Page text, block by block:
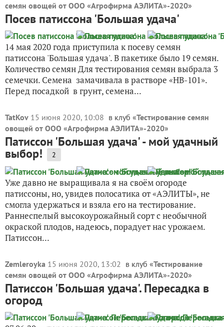
семян овощей от ООО «Агрофирма АЭЛИТА»-2020»
Посев патиссона 'Большая удача'
14 мая 2020 года приступила к посеву семян
патиссона 'Большая удача'. В пакетике было 19 семян.
Количество семян Для тестирования семян выбрала 3
семечки. Семена замачивала в растворе «НВ-101».
Перед посадкой в грунт, семена...
TatKov 15 июня 2020, 10:08 в клуб «Тестирование семян
овощей от ООО «Агрофирма АЭЛИТА»-2020»
Патиссон 'Большая удача' - мой удачный
выбор! 2
Уже давно не выращивала я на своём огороде
патиссоны, но, увидев полосатика от «АЭЛИТЫ», не
смогла удержаться и взяла его на тестирование.
Раннеспелый высокоурожайный сорт с необычной
окраской плодов, надеюсь, порадует нас урожаем.
Патиссон...
Zemleroyka 15 июня 2020, 13:02 в клуб «Тестирование
семян овощей от ООО «Агрофирма АЭЛИТА»-2020»
Патиссон 'Большая удача'. Пересадка в
огород